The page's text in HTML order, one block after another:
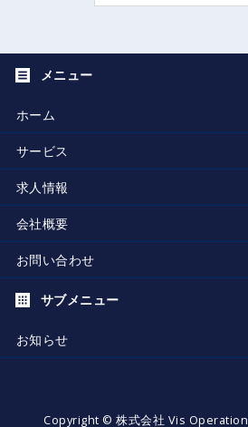
ホーム
サービス
求人情報
会社概要
お問い合わせ
お知らせ
Copyright ©株式会社 Vis Operation